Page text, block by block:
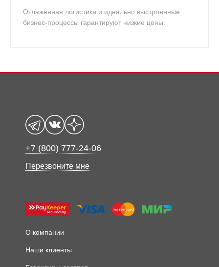
Отлаженная логистика и идеально выстроенные
бизнес-процессы гарантируют низкие цены.
+7 (800) 777-24-06
Перезвоните мне
О компании
Наши клиенты